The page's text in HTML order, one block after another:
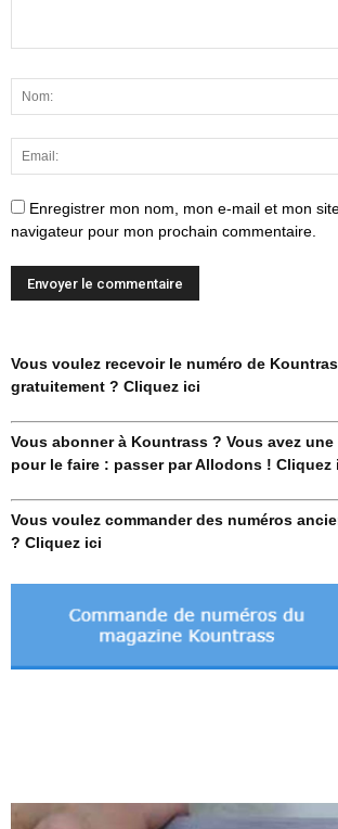
Enregistrer mon nom, mon e-mail et mon
navigateur pour mon prochain commentaire.
Vous voulez recevoir le numéro de
gratuitement ? Cliquez ici
Vous abonner à Kountrass ? Vous avez
pour le faire : passer par Allodons ! Cliquez
Vous voulez commander des numéros
? Cliquez ici